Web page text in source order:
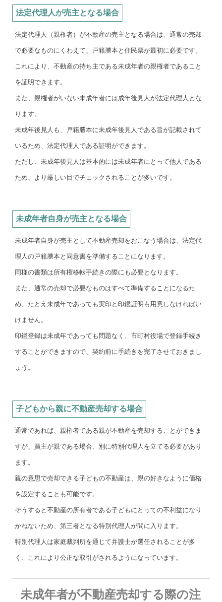
法定代理人が売主となる場合
法定代理人（親権者）が不動産の売主となる場合は、通常の売却
で必要なものにくわえて、戸籍謄本と住民票が最初に必要です。
これにより、不動産の持ち主である未成年者の親権者であること
を証明できます。
また、親権者がいない未成年者には成年後見人が法定代理人とな
ります。
未成年後見人も、戸籍謄本に未成年後見人である旨が記載されて
いるため、法定代理人である証明ができます。
ただし、未成年後見人は基本的には未成年者にとって他人である
ため、より厳しい目でチェックされることが多いです。
未成年者自身が売主となる場合
未成年者自身が売主として不動産売却をおこなう場合は、法定代
理人の戸籍謄本と同意書を準備することになります。
同様の書類は所有権移転手続きの際にも必要となります。
また、通常の売却で必要なものはすべて準備することになるた
め、たとえ未成年であっても実印と印鑑証明も用意しなければい
けません。
印鑑登録は未成年であっても問題なく、市町村役場で登録手続き
することができますので、契約前に手続きを完了させておきまし
ょう。
子どもから親に不動産売却する場合
通常であれば、親権者である親が不動産を売却することができま
すが、買主が親である場合、別に特別代理人を立てる必要があり
ます。
親の意思で売却できる子どもの不動産は、親の好きなように価格
を設定することも可能です。
そうすると不動産の所有者である子どもにとっての不利益になり
かねないため、第三者となる特別代理人が間に入ります。
特別代理人は家庭裁判所を通じて弁護士が選任されることが多
く、これにより公正な取引がされるようになっています。
未成年者が不動産売却する際の注